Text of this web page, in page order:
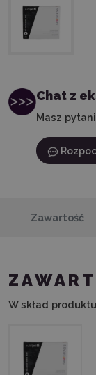
Chat z
Masz
Zawartość
W skład